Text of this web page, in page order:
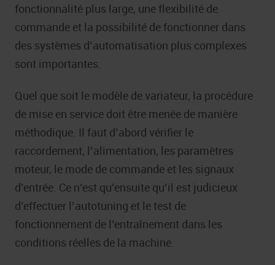
fonctionnalité plus large, une flexibilité de
commande et la possibilité de fonctionner dans
des systèmes d’automatisation plus complexes
sont importantes.
Quel que soit le modèle de variateur, la procédure
de mise en service doit être menée de manière
méthodique. Il faut d’abord vérifier le
raccordement, l’alimentation, les paramètres
moteur, le mode de commande et les signaux
d’entrée. Ce n’est qu’ensuite qu’il est judicieux
d’effectuer l’autotuning et le test de
fonctionnement de l’entraînement dans les
conditions réelles de la machine.